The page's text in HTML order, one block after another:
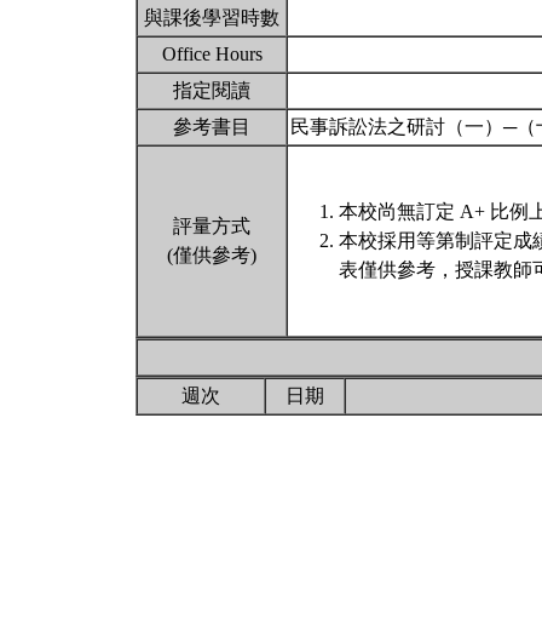
與課後學習時數
Office Hours
指定閱讀
參考書目
民事訴訟法之研討（一）─
評量方式
(僅供參考)
本校尚無訂定 A+ 比例
本校採用等第制評定成
表僅供參考，授課教師
週次 日期